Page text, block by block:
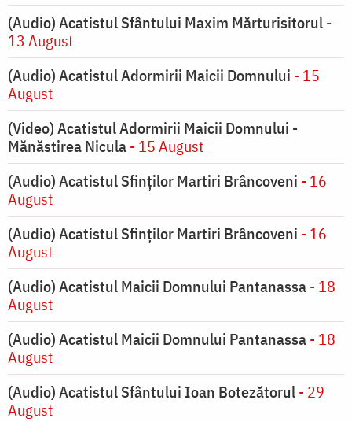
(Audio) Acatistul Sfântului Maxim Mărturisitorul-
13 August
(Audio) Acatistul Adormirii Maicii Domnului - 15
August
(Video) Acatistul Adormirii Maicii Domnului -
Mănăstirea Nicula- 15 August
(Audio) Acatistul Sfinților Martiri Brâncoveni - 16
August
(Audio) Acatistul Sfinților Martiri Brâncoveni - 16
August
(Audio) Acatistul Maicii Domnului Pantanassa- 18
August
(Audio) Acatistul Maicii Domnului Pantanassa- 18
August
(Audio) Acatistul Sfântului Ioan Botezătorul- 29
August